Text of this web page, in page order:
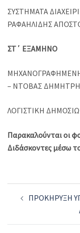
ΣΥΣΤΗΜΑΤΑ
ΡΑΦΑΗΛΙΔΗΣ
ΣΤ΄ ΕΞΑΜΗΝΟ
ΜΗΧΑΝΟΓΡΑΦΗΜΕΝΗ
– ΝΤΟΒΑΣ
ΛΟΓΙΣΤΙΚΗ
Παρακαλούνται οι
Διδάσκοντες μέσω
navigation
ΠΡΟΚΗΡΥΞΗ